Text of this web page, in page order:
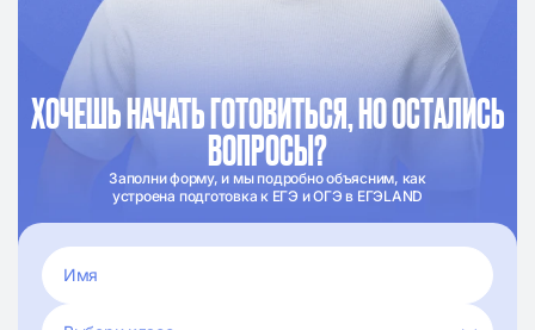
ХОЧЕШЬ НАЧАТЬ ГОТОВИТЬСЯ, НО ОСТАЛИСЬ
ВОПРОСЫ?
Заполни форму, и мы подробно объясним, как
устроена подготовка к ЕГЭ и ОГЭ в ЕГЭLAND